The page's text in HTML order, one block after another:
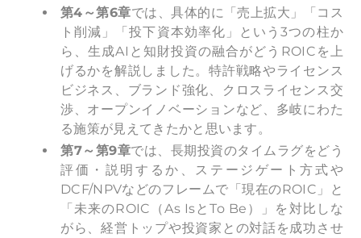
第4～第6章では、具体的に「売上拡大」「コス
ト削減」「投下資本効率化」という3つの柱か
ら、生成AIと知財投資の融合がどうROICを上
げるかを解説しました。特許戦略やライセンス
ビジネス、ブランド強化、クロスライセンス交
渉、オープンイノベーションなど、多岐にわた
る施策が見えてきたかと思います。
第7～第9章では、長期投資のタイムラグをどう
評価・説明するか、ステージゲート方式や
DCF/NPVなどのフレームで「現在のROIC」と
「未来のROIC（As IsとTo Be）」を対比しな
がら、経営トップや投資家との対話を成功させ